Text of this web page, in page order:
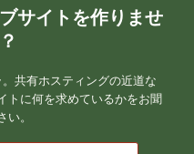
サイトを作りませ
共有ホスティングの近道な
トに何を求めているかをお聞
。